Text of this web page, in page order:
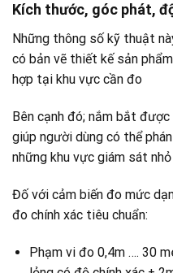
Kích thước, góc phát,
Những thông số kỹ thuật
có bản vẽ thiết kế sản
hợp tại khu vực cần đo
Bên cạnh đó; nắm bắt
giúp người dùng có thể
những khu vực giám sát nhỏ
Đố với cảm biến đo mức
đo chính xác tiêu chuẩn:
Phạm vi đo 0,4m …. 30